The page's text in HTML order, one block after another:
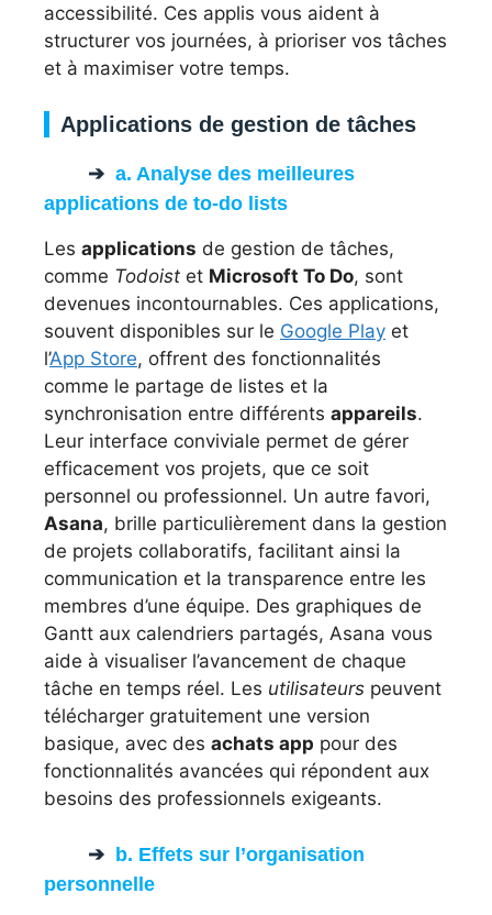
accessibilité. Ces applis vous aident à
structurer vos journées, à prioriser vos tâches
et à maximiser votre temps.
Applications de gestion de tâches
a. Analyse des meilleures
applications de to-do lists
Les applications de gestion de tâches,
comme Todoist et Microsoft To Do, sont
devenues incontournables. Ces applications,
souvent disponibles sur le Google Play et
l’App Store, offrent des fonctionnalités
comme le partage de listes et la
synchronisation entre différents appareils.
Leur interface conviviale permet de gérer
efficacement vos projets, que ce soit
personnel ou professionnel. Un autre favori,
Asana, brille particulièrement dans la gestion
de projets collaboratifs, facilitant ainsi la
communication et la transparence entre les
membres d’une équipe. Des graphiques de
Gantt aux calendriers partagés, Asana vous
aide à visualiser l’avancement de chaque
tâche en temps réel. Les utilisateurs peuvent
télécharger gratuitement une version
basique, avec des achats app pour des
fonctionnalités avancées qui répondent aux
besoins des professionnels exigeants.
b. Effets sur l’organisation
personnelle